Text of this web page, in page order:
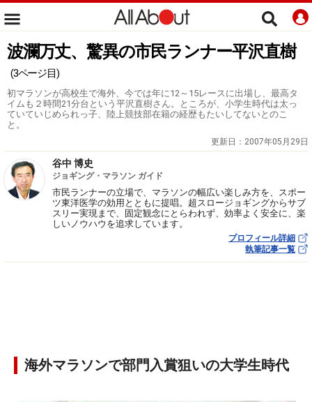
波瀾万丈、驚異の市民ランナー平沢直樹
(3ページ目)
初マラソンが高校生で海外、今では年に12～15レースに出場し、最高タ
イムも２時間21分台という平沢直樹さん。ところが、小学生時代は太っ
ていていじめられっ子、陸上競技部在籍の経歴もたいしてないとのこ
と。
更新日： 2007年05月29日
谷中 博史
ジョギング・マラソン ガイド
市民ランナーの立場で、マラソンの幅広い楽しみ方を、スポー
ツ東洋医学の効用とともに提唱。超スロージョギングからサブ
スリー実現まで、固定観念にとらわれず、効率よく安全に、楽
しいノウハウを追求しています。
プロフィール詳細
執筆記事一覧
海外マラソンで部門入賞狙いの大学生時代